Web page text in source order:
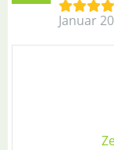
Januar